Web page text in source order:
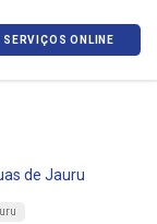
SERVIÇOS ONLINE
de Jauru